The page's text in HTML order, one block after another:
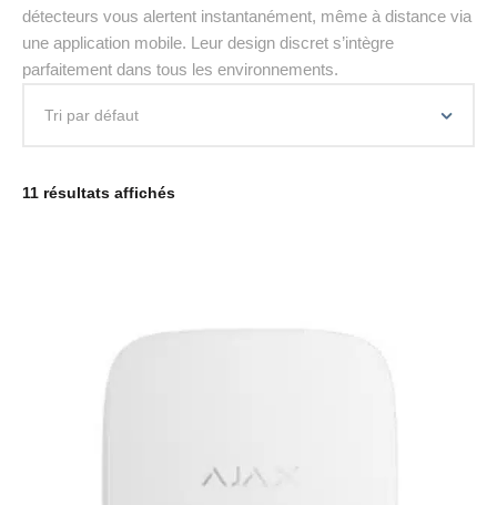
détecteurs vous alertent instantanément, même à distance via
une application mobile. Leur design discret s’intègre
parfaitement dans tous les environnements.
11 résultats affichés